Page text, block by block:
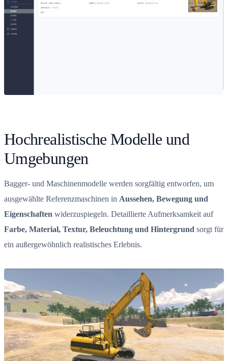
Hochrealistische Modelle und
Umgebungen
Bagger- und Maschinenmodelle werden sorgfältig entworfen, um
ausgewählte Referenzmaschinen in Aussehen, Bewegung und
Eigenschaften widerzuspiegeln. Detaillierte Aufmerksamkeit auf
Farbe, Material, Textur, Beleuchtung und Hintergrund sorgt für
ein außergewöhnlich realistisches Erlebnis.